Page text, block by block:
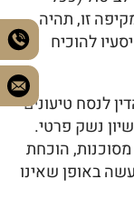
זו, תהיה
להוכיח
לנסח טיעונים
נשק פרטי.
מסוכנות, הוכחת
באופן שאינו